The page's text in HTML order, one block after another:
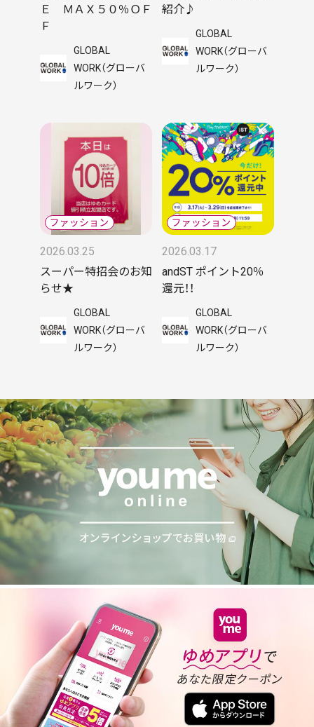
Ｅ ＭＡＸ５０％ＯＦ
Ｆ
GLOBAL
WORK（グローバ
ルワーク）
紹介♪
GLOBAL
WORK（グローバ
ルワーク）
2026.03.25
スーパー特招会のお知
らせ★
GLOBAL
WORK（グローバ
ルワーク）
2026.03.17
andST ポイント20％
還元！！
GLOBAL
WORK（グローバ
ルワーク）